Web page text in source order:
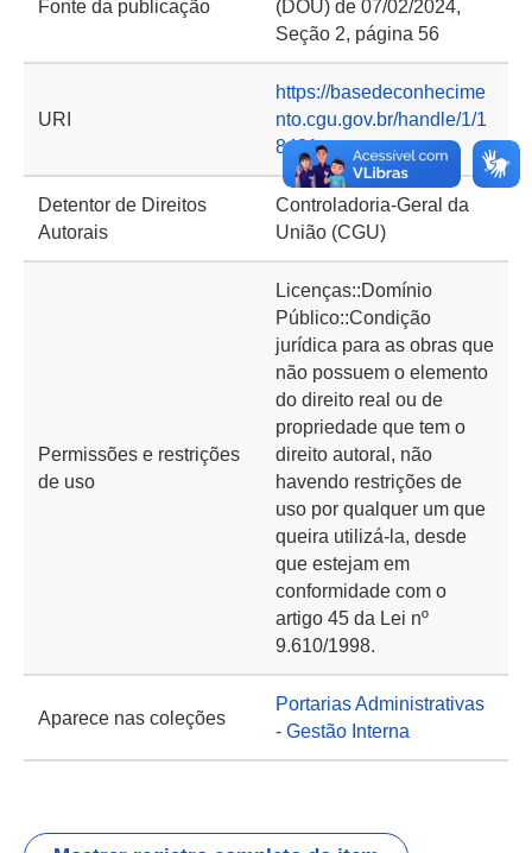
Fonte da publicação
(DOU) de 07/02/2024,
Seção 2, página 56
URI
https://basedeconhecime
nto.cgu.gov.br/handle/1/1
8421
Detentor de Direitos
Autorais
Controladoria-Geral da
União (CGU)
Permissões e restrições
de uso
Licenças::Domínio
Público::Condição
jurídica para as obras que
não possuem o elemento
do direito real ou de
propriedade que tem o
direito autoral, não
havendo restrições de
uso por qualquer um que
queira utilizá-la, desde
que estejam em
conformidade com o
artigo 45 da Lei nº
9.610/1998.
Aparece nas coleções
Portarias Administrativas
- Gestão Interna